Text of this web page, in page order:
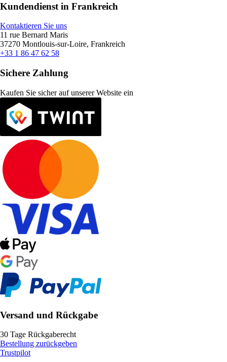
Kundendienst in Frankreich
Kontaktieren Sie uns
11 rue Bernard Maris
37270 Montlouis-sur-Loire, Frankreich
+33 1 86 47 62 58
Sichere Zahlung
Kaufen Sie sicher auf unserer Website ein
Versand und Rückgabe
30 Tage Rückgaberecht
Bestellung zurückgeben
Trustpilot